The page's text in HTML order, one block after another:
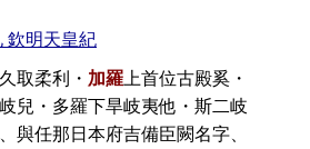
欽明天皇紀
取柔利・ 加羅 上首位古殿奚・
兒・多羅下旱岐夷他・斯二岐
與任那日本府吉備臣闕名字、